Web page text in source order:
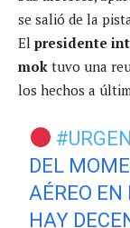
se salió de la
El presidente
mok tuvo una
los hechos a
DEL
AÉREO EN
HAY